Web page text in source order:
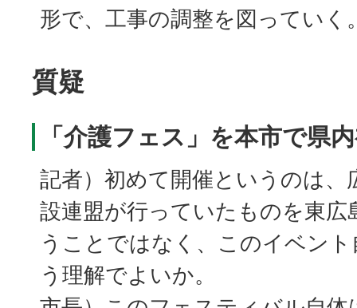
形で、工事の調整を図っていく
質疑
「介護フェス」を本市で県
記者）初めて開催というのは、
設連盟が行っていたものを東広
うことではなく、このイベン
う理解でよいか。